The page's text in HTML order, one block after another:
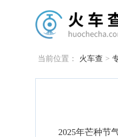
当前位置： 火车查 >
2025年芒种节